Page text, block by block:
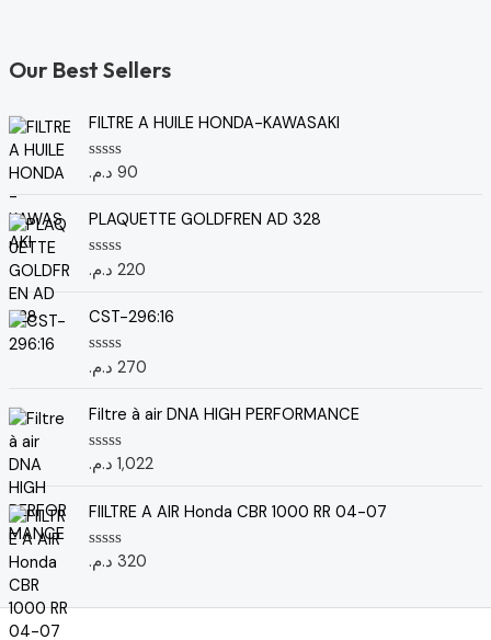
Our Best Sellers
FILTRE A HUILE HONDA-KAWASAKI
N
o
e
s
r
90 د.م.
PLAQUETTE GOLDFREN AD 328
N
o
e
s
r
220 د.م.
CST-296:16
N
o
e
s
r
270 د.م.
Filtre à air DNA HIGH PERFORMANCE
N
o
e
s
r
1,022 د.م.
FIILTRE A AIR Honda CBR 1000 RR 04-07
N
o
e
320 د.م.